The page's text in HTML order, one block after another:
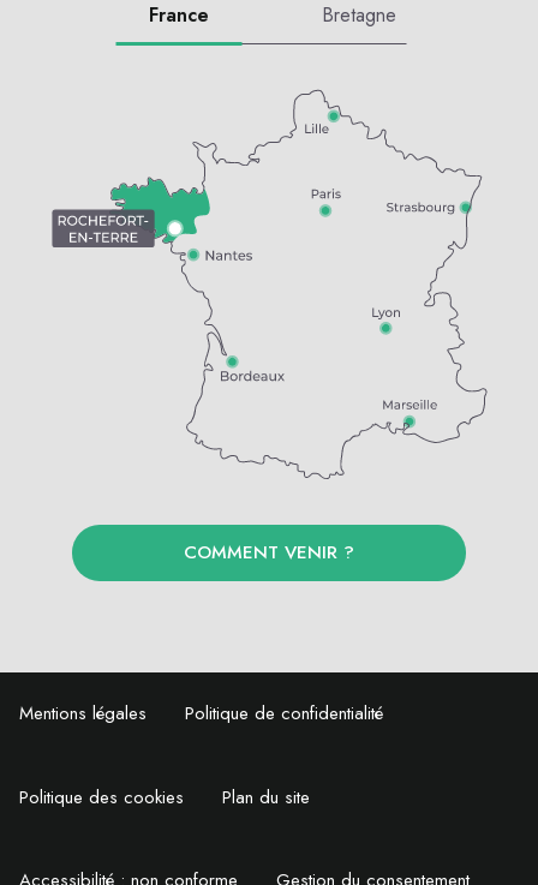
France Bretagne
COMMENT VENIR ?
Mentions légales Politique de confidentialité
Politique des cookies Plan du site